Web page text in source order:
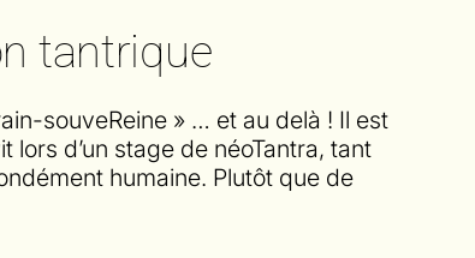
tantrique
souveReine » … et au delà ! Il est
d’un stage de néoTantra, tant
humaine. Plutôt que de